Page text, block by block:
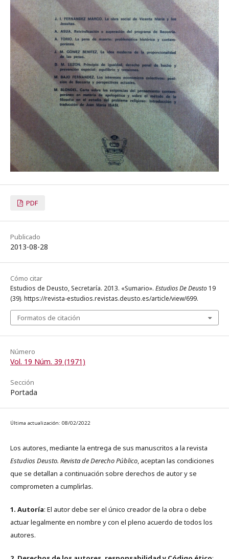
PDF
Publicado
2013-08-28
Cómo citar
Estudios de Deusto, Secretaría. 2013. «Sumario». Estudios De Deusto 19
(39). https://revista-estudios.revistas.deusto.es/article/view/699.
Formatos de citación
Número
Vol. 19 Núm. 39 (1971)
Sección
Portada
Última actualización: 08/02/2022
Los autores, mediante la entrega de sus manuscritos a la revista
Estudios Deusto. Revista de Derecho Público, aceptan las condiciones
que se detallan a continuación sobre derechos de autor y se
comprometen a cumplirlas.
1. Autoría: El autor debe ser el único creador de la obra o debe
actuar legalmente en nombre y con el pleno acuerdo de todos los
autores.